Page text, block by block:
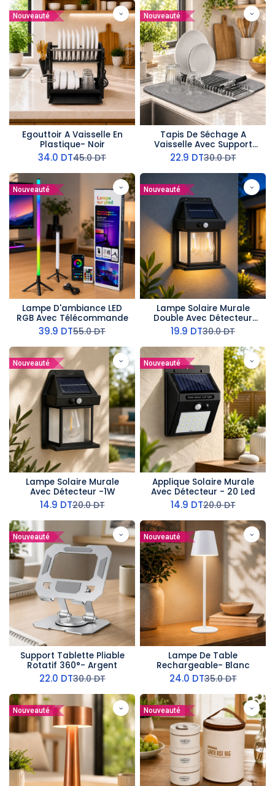
Nouveauté
Egouttoir A Vaisselle En
Plastique- Noir
34.0 DT45.0DT
Nouveauté
Tapis De Séchage A
Vaisselle Avec Support
Pour Assiettes
22.9 DT30.0DT
Nouveauté
Lampe D'ambiance LED
RGB Avec Télécommande
39.9 DT55.0DT
Nouveauté
Lampe Solaire Murale
Double Avec Détecteur
-2W
19.9 DT30.0DT
Nouveauté
Lampe Solaire Murale
Avec Détecteur -1W
14.9 DT20.0DT
Nouveauté
Applique Solaire Murale
Avec Détecteur - 20 Led
14.9 DT20.0DT
Nouveauté
Support Tablette Pliable
Rotatif 360°- Argent
22.0 DT30.0DT
Nouveauté
Lampe De Table
Rechargeable- Blanc
24.0 DT35.0DT
Nouveauté Nouveauté